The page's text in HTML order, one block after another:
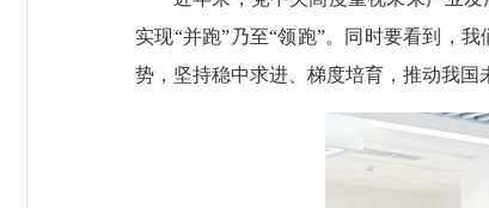
实现“并跑”乃至“领跑”。同时要看到，
势，坚持稳中求进、梯度培育，推动我国